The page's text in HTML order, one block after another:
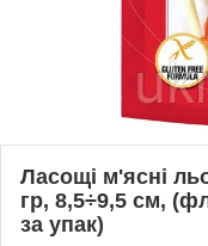
Ласощі м'ясні
гр, 8,5÷9,5 см,
за упак)